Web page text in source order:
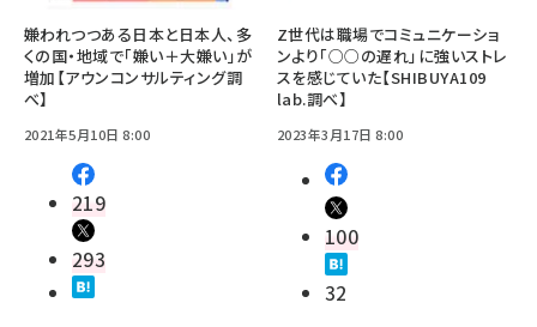
嫌われつつある日本と日本人、多
くの国・地域で「嫌い＋大嫌い」が
増加【アウンコンサルティング調
べ】
2021年5月10日 8:00
219
293
Z世代は職場でコミュニケーショ
ンより「○○の遅れ」に強いストレ
スを感じていた【SHIBUYA109
lab.調べ】
2023年3月17日 8:00
100
32